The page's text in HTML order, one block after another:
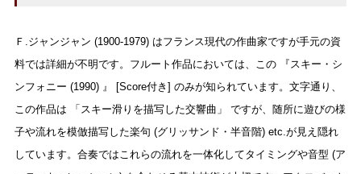
Ｆ.ジャンジャン (1900-1979) はフランス現代の作曲家ですが手元の資
料では詳細が不明です。フルート作品においては、この 『スキー・シ
ンフォニー (1990) 』 [Score付き] のみが知られています。文字通り、
この作品は 「スキー滑りを描写した交響曲」 ですが、随所に遊びの様
子や流れを模倣描写した楽句 (グリッサンド・半音階) etc.が見え隠れ
しています。合奏ではこれらの流れを一体化してタイミングや音型 (ア